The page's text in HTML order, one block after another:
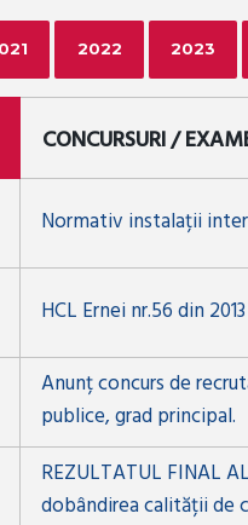
2022 2023
CONCURSURI /
Normativ instalații
HCL Ernei nr.56 din
Anunț concurs de
publice, grad principal.
REZULTATUL FINAL
dobândirea calității de